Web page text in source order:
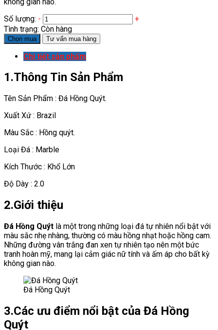
Số lượng: -
+
Tình trạng: Còn hàng
Chọn mua Tư vấn mua hàng
Chi tiết sản phẩm
1.Thông Tin Sản Phẩm
Tên Sản Phẩm : Đá Hồng Quýt.
Xuất Xứ : Brazil
Màu Sắc : Hồng quýt.
Loại Đá : Marble
Kích Thước : Khổ Lớn
Độ Dày : 2.0
2.Giới thiệu
Đá Hồng Quýt là một trong những loại đá tự nhiên nổi bật với
màu sắc nhẹ nhàng, thường có màu hồng nhạt hoặc hồng cam.
Những đường vân trắng đan xen tự nhiên tạo nên một bức
tranh hoàn mỹ, mang lại cảm giác nữ tính và ấm áp cho bất kỳ
không gian nào.
Đá Hồng Quýt
3.Các ưu điểm nổi bật của Đá Hồng
Quýt